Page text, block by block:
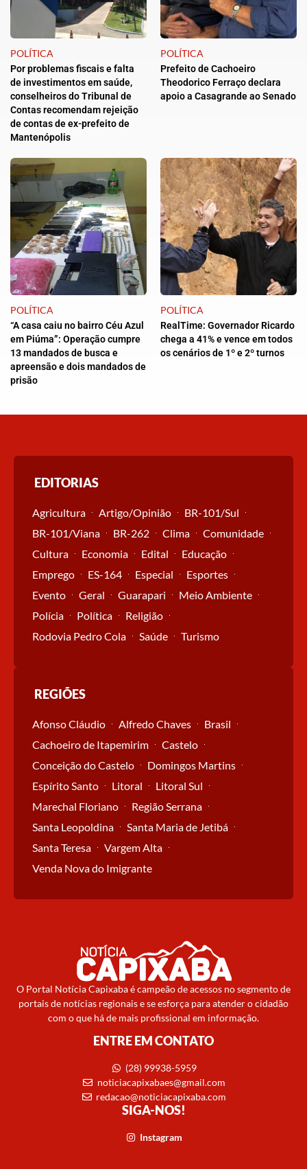
POLÍTICA
Por problemas fiscais e falta
de investimentos em saúde,
conselheiros do Tribunal de
Contas recomendam rejeição
de contas de ex-prefeito de
Mantenópolis
POLÍTICA
Prefeito de Cachoeiro
Theodorico Ferraço declara
apoio a Casagrande ao Senado
POLÍTICA
“A casa caiu no bairro Céu Azul
em Piúma”: Operação cumpre
13 mandados de busca e
apreensão e dois mandados de
prisão
POLÍTICA
RealTime: Governador Ricardo
chega a 41% e vence em todos
os cenários de 1º e 2º turnos
EDITORIAS
Agricultura Artigo/Opinião
BR-101/Sul
BR-101/Viana
BR-262 Clima
Comunidade
Cultura
Economia Edital
Educação
Emprego
ES-164 Especial
Esportes
Evento
Geral Guarapari
Meio Ambiente
Polícia
Política
Religião
Rodovia Pedro Cola
Saúde Turismo
REGIÕES
Afonso Cláudio Alfredo Chaves
Brasil
Cachoeiro de Itapemirim
Castelo
Conceição do Castelo
Domingos Martins
Espírito Santo
Litoral
Litoral Sul
Marechal Floriano
Região Serrana
Santa Leopoldina
Santa Maria de Jetibá
Santa Teresa
Vargem Alta
Venda Nova do Imigrante
O Portal Notícia Capixaba é campeão de acessos no segmento de
portais de notícias regionais e se esforça para atender o cidadão
com o que há de mais profissional em informação.
ENTRE EM CONTATO
(28) 99938-5959
noticiacapixabaes@gmail.com
redacao@noticiacapixaba.com
SIGA-NOS!
Instagram